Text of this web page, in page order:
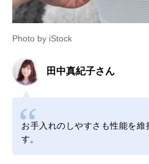
Photo by iStock
田中真紀子さん
お手入れのしやすさも性能を
す。